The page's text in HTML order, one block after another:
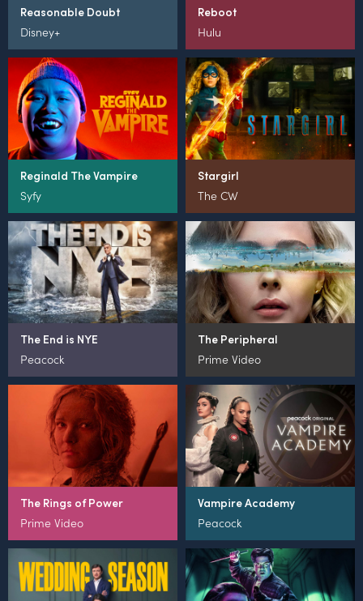
Reasonable Doubt
Disney+
Reboot
Hulu
Reginald The Vampire
Syfy
Stargirl
The CW
The End is NYE
Peacock
The Peripheral
Prime Video
The Rings of Power
Prime Video
Vampire Academy
Peacock